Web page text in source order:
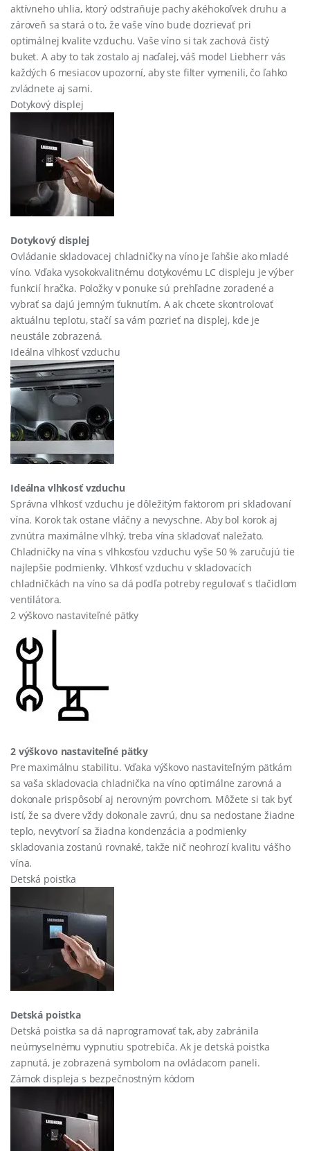
aktívneho uhlia, ktorý odstraňuje pachy akéhokoľvek druhu a
zároveň sa stará o to, že vaše víno bude dozrievať pri
optimálnej kvalite vzduchu. Vaše víno si tak zachová čistý
buket. A aby to tak zostalo aj naďalej, váš model Liebherr vás
každých 6 mesiacov upozorní, aby ste filter vymenili, čo ľahko
zvládnete aj sami.
Dotykový displej
Dotykový displej
Ovládanie skladovacej chladničky na víno je ľahšie ako mladé
víno. Vďaka vysokokvalitnému dotykovému LC displeju je výber
funkcií hračka. Položky v ponuke sú prehľadne zoradené a
vybrať sa dajú jemným ťuknutím. A ak chcete skontrolovať
aktuálnu teplotu, stačí sa vám pozrieť na displej, kde je
neustále zobrazená.
Ideálna vlhkosť vzduchu
Ideálna vlhkosť vzduchu
Správna vlhkosť vzduchu je dôležitým faktorom pri skladovaní
vína. Korok tak ostane vláčny a nevyschne. Aby bol korok aj
zvnútra maximálne vlhký, treba vína skladovať naležato.
Chladničky na vína s vlhkosťou vzduchu vyše 50 % zaručujú tie
najlepšie podmienky. Vlhkosť vzduchu v skladovacích
chladničkách na víno sa dá podľa potreby regulovať s tlačidlom
ventilátora.
2 výškovo nastaviteľné pätky
2 výškovo nastaviteľné pätky
Pre maximálnu stabilitu. Vďaka výškovo nastaviteľným pätkám
sa vaša skladovacia chladnička na víno optimálne zarovná a
dokonale prispôsobí aj nerovným povrchom. Môžete si tak byť
istí, že sa dvere vždy dokonale zavrú, dnu sa nedostane žiadne
teplo, nevytvorí sa žiadna kondenzácia a podmienky
skladovania zostanú rovnaké, takže nič neohrozí kvalitu vášho
vína.
Detská poistka
Detská poistka
Detská poistka sa dá naprogramovať tak, aby zabránila
neúmyselnému vypnutiu spotrebiča. Ak je detská poistka
zapnutá, je zobrazená symbolom na ovládacom paneli.
Zámok displeja s bezpečnostným kódom